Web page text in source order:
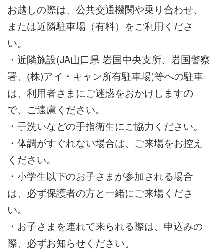
お越しの際は、公共交通機関や乗り合わせ、
または近隣駐車場（有料）をご利用くださ
い。
・近隣施設(JA山口県 岩国中央支所、岩国警察
署、(株)アイ・キャン所有駐車場)等への駐車
は、利用者さまにご迷惑をおかけしますの
で、ご遠慮ください。
・手洗いなどの手指衛生にご協力ください。
・体調がすぐれない場合は、ご来場をお控え
ください。
・小学生以下のお子さまが参加される場合
は、必ず保護者の方と一緒にご来場くださ
い。
・お子さまを連れて来られる際は、申込みの
際、必ずお知らせください。